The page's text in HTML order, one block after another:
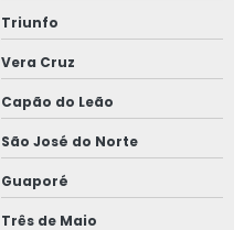
Triunfo
Vera Cruz
Capão do Leão
São José do Norte
Guaporé
Três de Maio